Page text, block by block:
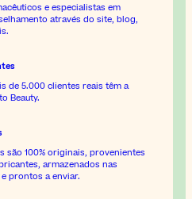
e especialistas em
através do site, blog,
de 5.000 clientes reais têm a
Beauty.
são 100% originais, provenientes
armazenados nas
prontos a enviar.